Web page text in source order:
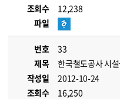
조회수
12,238
파일
번호
33
제목
한국철도공사 시
작성일
2012-10-24
조회수
16,250